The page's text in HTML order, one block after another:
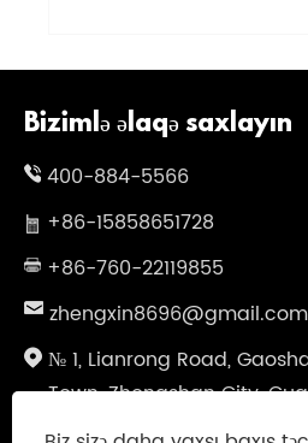
Bizimlə əlaqə saxlayın
400-884-5566
+86-15858651728
+86-760-22119855
zhengxin8696@gmail.com
№ 1, Lianrong Road,
Town, Zhongshan City,
Çin